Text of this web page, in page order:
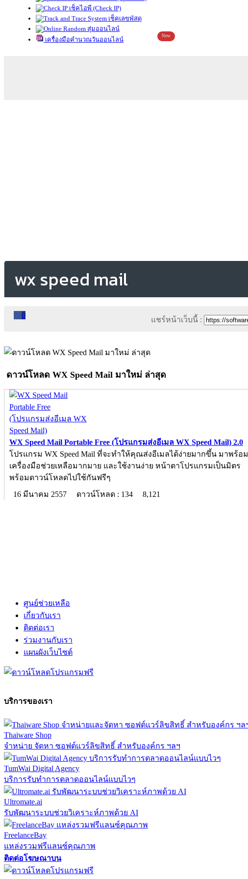
เช็คไอพี (Check IP)
เช็คเลขพัสดุ
สุ่มออนไลน์
เครื่องมือคำนวณวันออนไลน์
New
wx speed mail
0
แชร์หน้าเว็บนี้ :
ดาวน์โหลด WX Speed Mail มาใหม่ ล่าสุด
WX Speed Mail Portable Free (โปรแกรมส่งอีเมล WX Speed Mail) 2.0
โปรแกรม WX Speed Mail ที่จะทำให้คุณส่งอีเมลได้ง่ายมากขึ้น มาพร้อม
เครื่องมือช่วยเหลือมากมาย และใช้งานง่าย หน้าตาโปรแกรมเป็นมิตร
พร้อมดาวน์โหลดไปใช้กันฟรีๆ
16 มีนาคม 2557
ดาวน์โหลด : 134 8,121
ศูนย์ช่วยเหลือ
เกี่ยวกับเรา
ติดต่อเรา
ร่วมงานกับเรา
แผนผังเว็บไซต์
บริการของเรา
Thaiware Shop
จำหน่าย จัดหา ซอฟต์แวร์ลิขสิทธิ์ สำหรับองค์กร ฯลฯ
TumWai Digital Agency
บริการรับทำการตลาดออนไลน์แบบไวๆ
Ultromate.ai
รับพัฒนาระบบช่วยวิเคราะห์ภาพด้วย AI
FreelanceBay
แหล่งรวมฟรีแลนซ์คุณภาพ
ติดต่อโฆษณาบน